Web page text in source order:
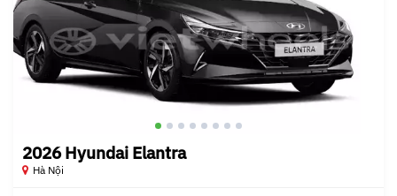
2026 Hyundai Elantra
Hà Nội